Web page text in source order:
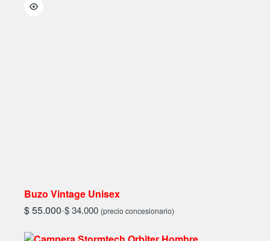
Buzo Vintage Unisex
$55.000-$34.000 (precio concesionario)